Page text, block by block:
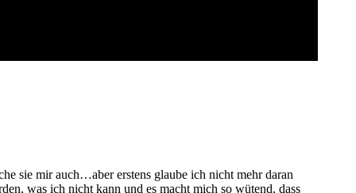
sie mir auch…aber erstens glaube ich nicht mehr daran
was ich nicht kann und es macht mich so wütend, dass